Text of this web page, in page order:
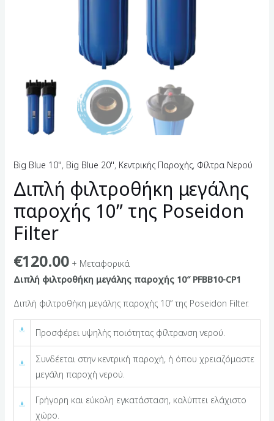
Big Blue 10'', Big Blue 20'', Κεντρικής Παροχής, Φίλτρα Νερού
Διπλή φιλτροθήκη μεγάλης
παροχής 10” της Poseidon
Filter
€120.00 + Μεταφορικά
Διπλή φιλτροθήκη μεγάλης παροχής 10″ PFΒΒ10-CP1
Διπλή φιλτροθήκη μεγάλης παροχής 10” της Poseidon Filter.
Προσφέρει υψηλής ποιότητας φίλτρανση νερού.
Συνδέεται στην κεντρική παροχή, ή όπου χρειαζόμαστε
μεγάλη παροχή νερού.
Γρήγορη και εύκολη εγκατάσταση, καλύπτει ελάχιστο
χώρο.